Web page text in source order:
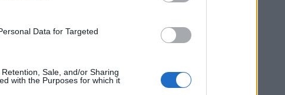
Data for Targeted
Sale, and/or Sharing
with the Purposes for which it